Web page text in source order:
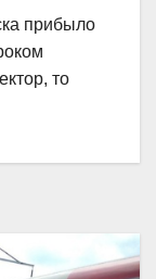
прибыло
то